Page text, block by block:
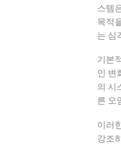
스템
목적
는 심
기본
인 변
의 시
른 오
이러
강조